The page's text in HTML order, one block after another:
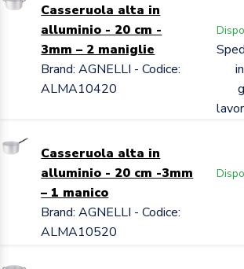
Casseruola alta in
alluminio - 20 cm -
3mm – 2 maniglie
Brand: AGNELLI - Codice:
ALMA10420
Casseruola alta in
alluminio - 20 cm -3mm
– 1 manico
Brand: AGNELLI - Codice:
ALMA10520